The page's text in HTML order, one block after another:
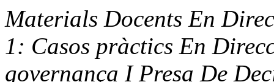
Materials Docents En
1: Casos pràctics En
governança I Presa De